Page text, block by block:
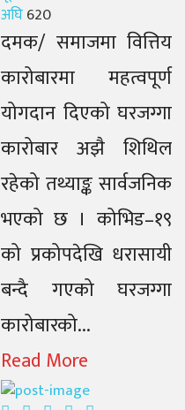
अघि620
दमक/ समाजमा वित्तिय
कारोबारमा महत्वपूर्ण
योगदान दिएको घरजग्गा
कारोबार अझै शिथिल
रहेको तथ्याङ्क सार्वजनिक
भएको छ । कोभिड–१९
को प्रकोपदेखि धरासायी
बन्दै गएको घरजग्गा
कारोबारको...
Read More